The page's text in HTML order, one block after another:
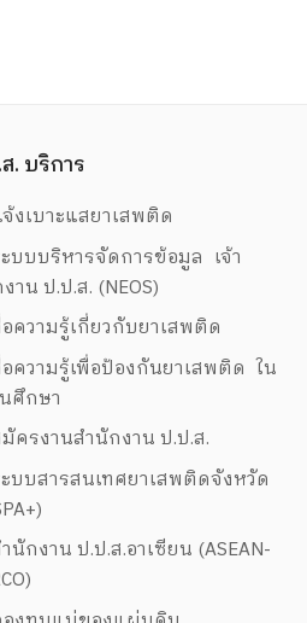
. บริการ
งเบาะแสยาเสพติด
บบบริหารจัดการข้อมูล เจ้า
าน ป.ป.ส. (NEOS)
ความรู้เกี่ยวกับยาเสพติด
ความรู้เพื่อป้องกันยาเสพติด ใน
ศึกษา
ครงานสำนักงาน ป.ป.ส.
บบสารสนเทศยาเสพติดจังหวัด
นักงาน ป.ป.ส.อาเซียน (ASEAN-